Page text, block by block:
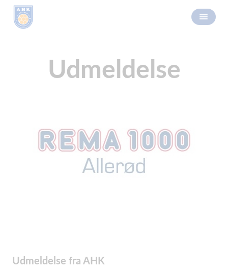
Udmeldelse
Udmeldelse fra AHK